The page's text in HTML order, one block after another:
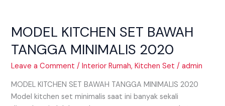
MODEL KITCHEN SET BAWAH
TANGGA MINIMALIS 2020
Leave a Comment /Interior Rumah,Kitchen Set /admin
MODEL KITCHEN SET BAWAH TANGGA MINIMALIS 2020
Model kitchen set minimalis saat ini banyak sekali